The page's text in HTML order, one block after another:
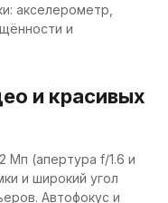
акселерометр,
и
и красивых
Мп (апертура f/1.6 и
и широкий угол
Автофокус и